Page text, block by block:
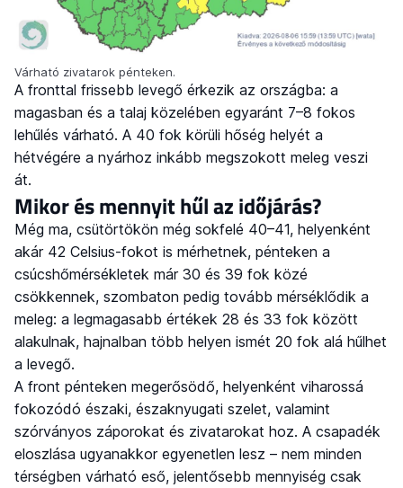
Várható zivatarok pénteken.
A fronttal frissebb levegő érkezik az országba: a
magasban és a talaj közelében egyaránt 7–8 fokos
lehűlés várható. A 40 fok körüli hőség helyét a
hétvégére a nyárhoz inkább megszokott meleg veszi
át.
Mikor és mennyit hűl az időjárás?
Még ma, csütörtökön még sokfelé 40–41, helyenként
akár 42 Celsius-fokot is mérhetnek, pénteken a
csúcshőmérsékletek már 30 és 39 fok közé
csökkennek, szombaton pedig tovább mérséklődik a
meleg: a legmagasabb értékek 28 és 33 fok között
alakulnak, hajnalban több helyen ismét 20 fok alá hűlhet
a levegő.
A front pénteken megerősödő, helyenként viharossá
fokozódó északi, északnyugati szelet, valamint
szórványos záporokat és zivatarokat hoz. A csapadék
eloszlása ugyanakkor egyenetlen lesz – nem minden
térségben várható eső, jelentősebb mennyiség csak